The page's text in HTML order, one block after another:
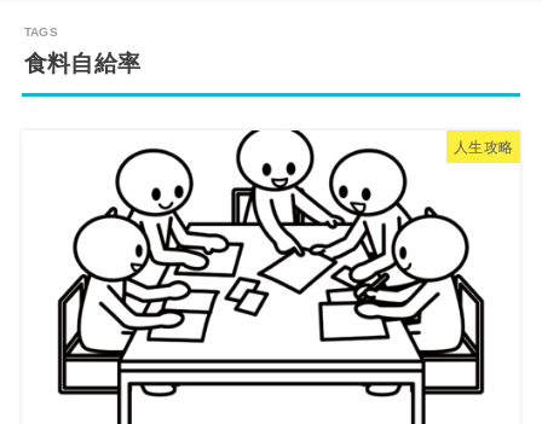
食料自給率
人生攻略